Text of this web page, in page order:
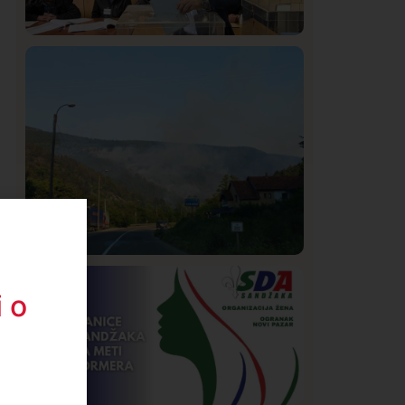
Požar od Magliča do Ušća, brda u
plamenu – vatrogasci na terenu
o